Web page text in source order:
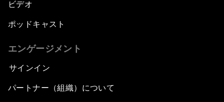
ビデオ
ポッドキャスト
エンゲージメント
サインイン
パートナー（組織）について